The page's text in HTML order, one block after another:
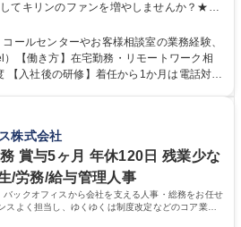
てキリンのファンを増やしませんか？★≫
くりに活かしていく上で、窓口となるお客
ます。お客様からの声に迅速かつ誠意をも
にグループ内活動に反映しています。 【具
職種 中野本社【お客様
より良い商品づくりへ貢献
ールセンターやお客様相談室の業務経験、
【働き方】在宅勤務・リモートワーク相
について】キリングループの広報機能を担
いを大切にし、磨き上げたホスピタリティ
とりながら広報関連業務を行っておりま
株式会社
賞与5ヶ月 年休120日 残業少な
/労務/給与管理人事
ックオフィスから会社を支える人事・総務をお任せ
スよく担当し、ゆくゆくは制度改定などのコア業務
す。